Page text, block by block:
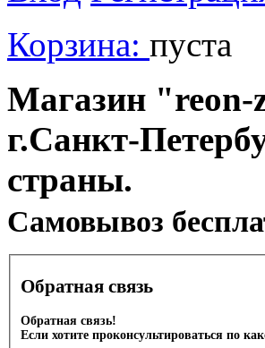
Корзина: пуста
Магазин "reon-
г.Санкт-
страны.
Cамовывоз
Обратная связь
Обратная связь!
Если хотите проконсультироваться по